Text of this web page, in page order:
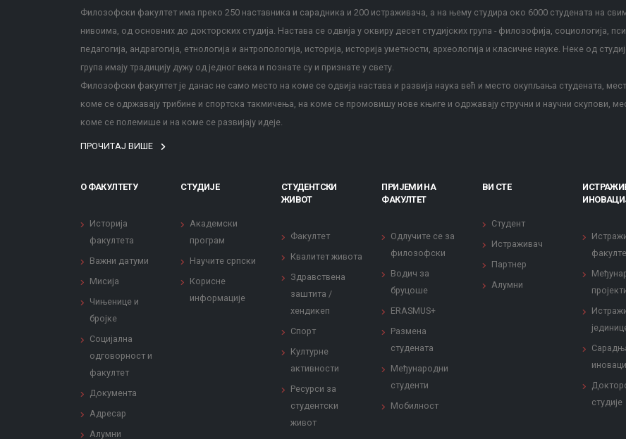
Филозофски факултет има преко 250 наставника и сарадника и 200 истраживача, а на њему студира око 6000 студената на
нивоима, од основних до докторских студија. Настава се одвија у оквиру десет студијских група - филозофија, социологија,
педагогија, андрагогија, етнологија и антропологија, историја, историја уметности, археологија и класичне науке. Неке од
група имају традицију дужу од једног века и познате су и признате у свету.
Филозофски факултет је данас не само место на коме се одвија настава и развија наука већ и место окупљања студената,
коме се одржавају трибине и спортска такмичења, на коме се промовишу нове књиге и одржавају стручни и научни скупови,
коме се полемише и на коме се развијају идеје.
ПРОЧИТАЈ ВИШЕ
О ФАКУЛТЕТУ
Историја
факултета
Важни датуми
Мисија
Чињенице и
бројке
Социјална
одговорност и
факултет
Документа
Адресар
Алумни
СТУДИЈЕ
Академски
програм
Научите српски
Корисне
информације
СТУДЕНТСКИ
ЖИВОТ
Факултет
Квалитет живота
Здравствена
заштита /
хендикеп
Спорт
Културне
активности
Ресурси за
студентски
живот
ПРИЈЕМИ НА
ФАКУЛТЕТ
Одлучите се за
филозофски
Водич за
бруцоше
ERASMUS+
Размена
студената
Међународни
студенти
Мобилност
ВИ СТЕ
Студент
Истраживач
Партнер
Алумни
студије